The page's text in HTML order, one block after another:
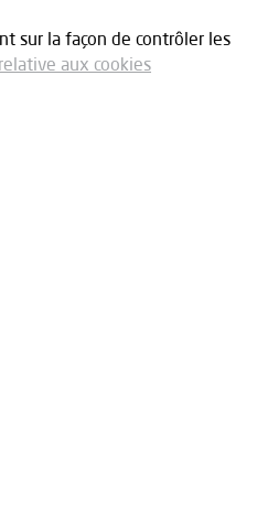
sur la façon de contrôler les
aux cookies